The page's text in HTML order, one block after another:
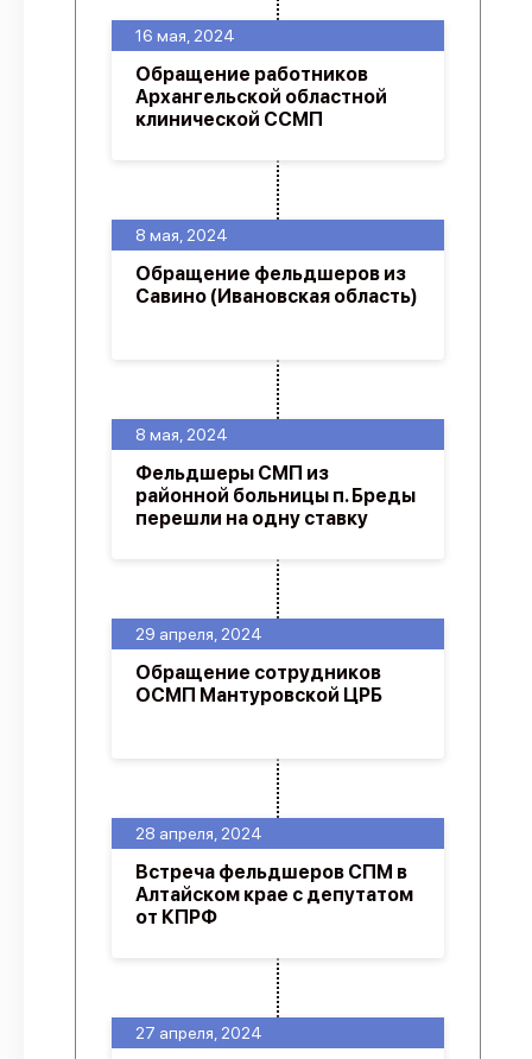
27 апреля, 2024
28 апреля, 2024
Встреча фельдшеров СПМ в
Алтайском крае с депутатом
от КПРФ
29 апреля, 2024
Обращение сотрудников
ОСМП Мантуровской ЦРБ
8 мая, 2024
Фельдшеры СМП из
районной больницы п. Бреды
перешли на одну ставку
8 мая, 2024
Обращение фельдшеров из
Савино (Ивановская область)
16 мая, 2024
Обращение работников
Архангельской областной
клинической ССМП